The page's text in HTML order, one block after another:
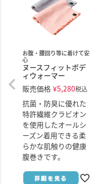
お腹・腰回り等に着けて安
心
ヌースフィットボデ
ィウォーマー
販売価格 ¥5,280税込
抗菌・防臭に優れた
特許繊維クラビオン
を使用したオールシ
ーズン着用できる柔
らかな肌触りの健康
腹巻きです。